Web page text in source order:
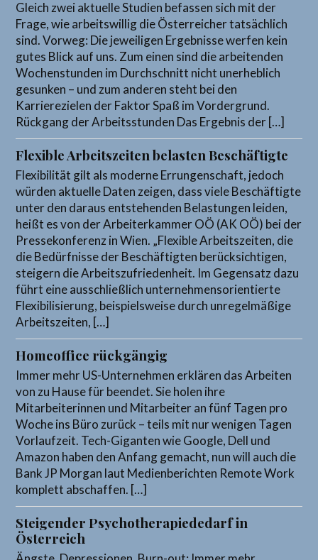
Gleich zwei aktuelle Studien befassen sich mit der
Frage, wie arbeitswillig die Österreicher tatsächlich
sind. Vorweg: Die jeweiligen Ergebnisse werfen kein
gutes Blick auf uns. Zum einen sind die arbeitenden
Wochenstunden im Durchschnitt nicht unerheblich
gesunken – und zum anderen steht bei den
Karrierezielen der Faktor Spaß im Vordergrund.
Rückgang der Arbeitsstunden Das Ergebnis der […]
Flexible Arbeitszeiten belasten Beschäftigte
Flexibilität gilt als moderne Errungenschaft, jedoch
würden aktuelle Daten zeigen, dass viele Beschäftigte
unter den daraus entstehenden Belastungen leiden,
heißt es von der Arbeiterkammer OÖ (AK OÖ) bei der
Pressekonferenz in Wien. „Flexible Arbeitszeiten, die
die Bedürfnisse der Beschäftigten berücksichtigen,
steigern die Arbeitszufriedenheit. Im Gegensatz dazu
führt eine ausschließlich unternehmensorientierte
Flexibilisierung, beispielsweise durch unregelmäßige
Arbeitszeiten, […]
Homeoffice rückgängig
Immer mehr US-Unternehmen erklären das Arbeiten
von zu Hause für beendet. Sie holen ihre
Mitarbeiterinnen und Mitarbeiter an fünf Tagen pro
Woche ins Büro zurück – teils mit nur wenigen Tagen
Vorlaufzeit. Tech-Giganten wie Google, Dell und
Amazon haben den Anfang gemacht, nun will auch die
Bank JP Morgan laut Medienberichten Remote Work
komplett abschaffen. […]
Steigender Psychotherapiededarf in
Österreich